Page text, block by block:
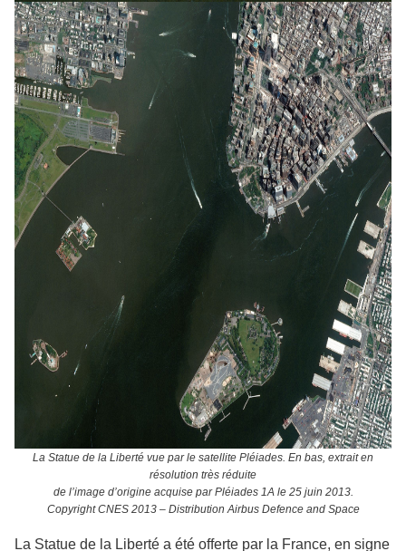
La Statue de la Liberté vue par le satellite Pléiades. En bas, extrait en
résolution très réduite
de l’image d’origine acquise par Pléiades 1A le 25 juin 2013.
Copyright CNES 2013 – Distribution Airbus Defence and Space
La Statue de la Liberté a été offerte par la France, en signe